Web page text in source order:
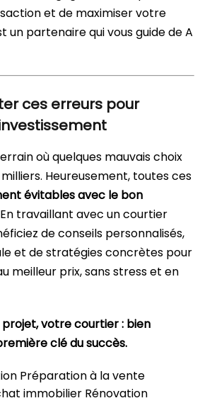
et de maximiser votre
un partenaire qui vous guide de A
ces erreurs pour
où quelques mauvais choix
Heureusement, toutes ces
évitables avec le bon
travaillant avec un courtier
de conseils personnalisés,
et de stratégies concrètes pour
meilleur prix, sans stress et en
votre courtier : bien
clé du succès.
Préparation à la vente
immobilier Rénovation